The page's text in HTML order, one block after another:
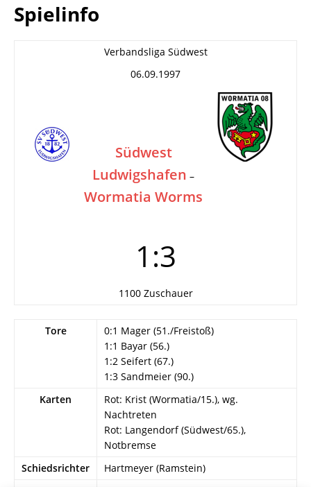
Spielinfo
Verbandsliga Südwest
06.09.1997
Südwest
Ludwigshafen –
Wormatia Worms
1:3
1100 Zuschauer
Tore
0:1 Mager (51./Freistoß)
1:1 Bayar (56.)
1:2 Seifert (67.)
1:3 Sandmeier (90.)
Karten
Rot: Krist (Wormatia/15.), wg.
Nachtreten
Rot: Langendorf (Südwest/65.),
Notbremse
Schiedsrichter
Hartmeyer (Ramstein)